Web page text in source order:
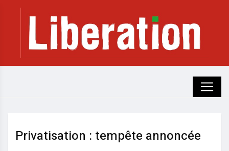
Privatisation : tempête annoncée